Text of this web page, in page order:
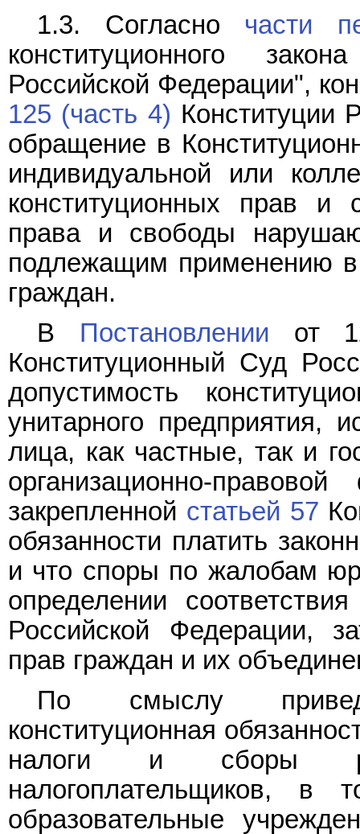
1.3. Согласно части
конституционного
Российской Федерации",
125 (часть 4) Конституции
обращение в
индивидуальной или
конституционных прав и
права и свободы
подлежащим применению в
граждан.
В Постановлении от
Конституционный Суд
допустимость
унитарного предприятия,
лица, как частные, так и
организационно-
закрепленной статьей 57
обязанности платить
и что споры по жалобам
определении
Российской Федерации,
прав граждан и их
По смыслу
конституционная
налоги и сборы
налогоплательщиков, в
образовательные